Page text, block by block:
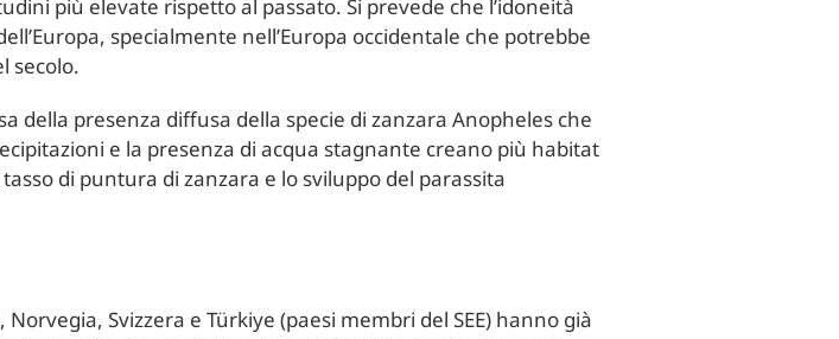
più elevate rispetto al passato. Si prevede che l’idoneità
specialmente nell’Europa occidentale che potrebbe
secolo.
della presenza diffusa della specie di zanzara Anopheles che
e la presenza di acqua stagnante creano più habitat
di puntura di zanzara e lo sviluppo del parassita
Svizzera e Türkiye (paesi membri del SEE) hanno già